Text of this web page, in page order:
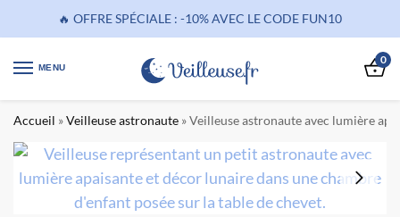
🔥 OFFRE SPÉCIALE : -10% AVEC LE CODE FUN10
MENU
0
Accueil »Veilleuse astronaute »Veilleuse astronaute avec lumière